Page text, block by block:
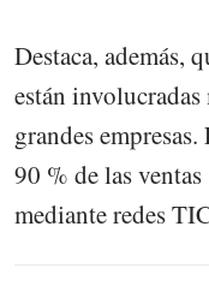
Destaca, además,
están
grandes
90 % de las
mediante redes